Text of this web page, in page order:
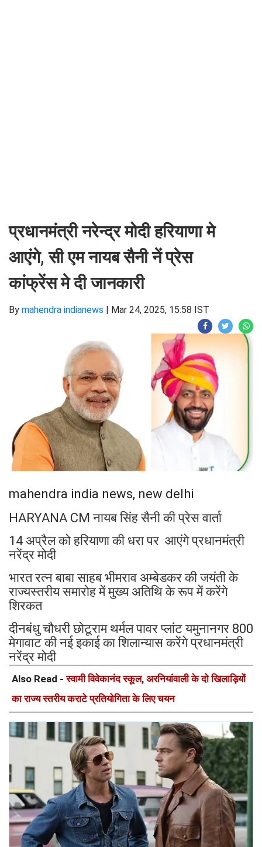
प्रधानमंत्री नरेन्द्र मोदी हरियाणा मे
आएंगे, सी एम नायब सैनी नें प्रेस
कांफ्रेंस मे दी जानकारी
By mahendra indianews | Mar 24, 2025, 15:58 IST
mahendra india news, new delhi
HARYANA CM नायब सिंह सैनी की प्रेस वार्ता
14 अप्रैल को हरियाणा की धरा पर आएंगे प्रधानमंत्री
नरेंद्र मोदी
भारत रत्न बाबा साहब भीमराव अम्बेडकर की जयंती के
राज्यस्तरीय समारोह में मुख्य अतिथि के रूप में करेंगे
शिरकत
दीनबंधु चौधरी छोटूराम थर्मल पावर प्लांट यमुनानगर 800
मेगावाट की नई इकाई का शिलान्यास करेंगे प्रधानमंत्री
नरेंद्र मोदी
Also Read -स्वामी विवेकानंद स्कूल, अरनियांवाली के दो खिलाड़ियों
का राज्य स्तरीय कराटे प्रतियोगिता के लिए चयन